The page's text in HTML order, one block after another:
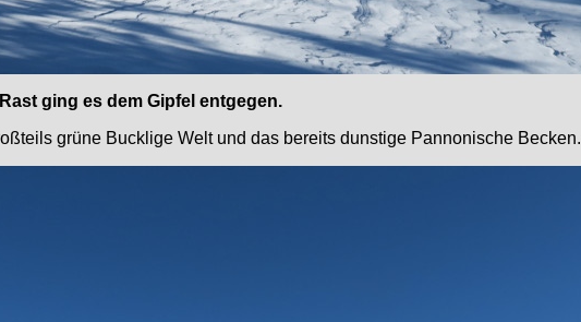
ging es dem Gipfel entgegen.
grüne Bucklige Welt und das bereits dunstige Pannonische Becken.